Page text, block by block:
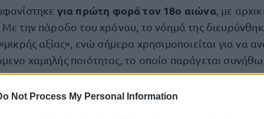
Not Process My Personal Information
για πρώτη φορά τον 18ο αιώνα , με
την πάροδο του χρόνου, το νόημά της
αξίας», ενώ σήμερα χρησιμοποιείται για να
χαμηλής ποιότητας, το οποίο παράγεται
νοημοσύνης.